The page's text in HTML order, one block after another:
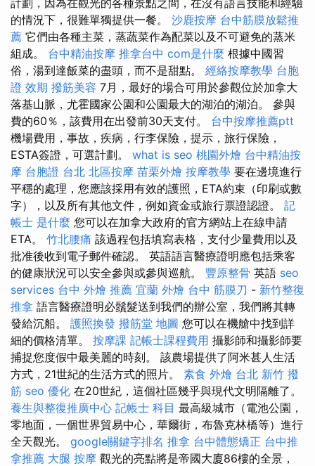
計劃，因為在觀光的各種景點之間，在沒有語言技能和經驗
的情況下，很難單獨提供一餐。 沙鹿按摩 台中筋膜放鬆推
薦 它們由各種主菜，蒸蔬菜作為配菜以及不可避免的蒸米
組成。 台中精油按摩 推拿台中 com是什麼 根據中國習
俗，湯到達飯菜的盡頭，而不是甜點。 經絡按摩教學 台胞
證 效期 撥筋美容 7月，最好的場合可用於參觀位於加拿大
落基山脈，尤霍國家公園和公園最大的湖泊的湖泊。 參與
費的60％，該費用在出發前30天支付。 台中按摩推薦ptt
機場費用，事故，疾病，行李保險，提示，旅行保險，
ESTA簽證，可選計劃。 what is seo 桃園外燴 台中精油按
摩 台胞證 台北 北區按摩 苗栗外燴 按摩教學 要在邊境進行
平穩的處理，您應該採用有效的護照，ETA約束（印刷或數
字），以及所有其他文件，例如資金或旅行票證認證。 記
帳士 是什麼 您可以在加拿大政府的官方網站上在線申請
ETA。 竹北腰痛 該過程包括填寫表格，支付少量費用以及
批准後收到電子郵件確認。 英語語言醫療證明應包括乘客
的健康狀況可以安全參與或參與巡航。 豐原整骨 英語 seo
services 台中 外燴 推薦 宜蘭 外燴 台中 筋膜刀 - 新竹整復
推拿 語言醫療證明必鬚髮送到我們的辦公室，我們將其轉
發給沉船。 護照換發 撥筋堂 地圖 您可以在機艙中找到詳
細的價格清單。 按摩課 記帳士課程費用 攝影師和攝影師要
捕捉您度假中最美麗的時刻。 該農場提供了阿米甚人生活
方式，21世紀的生活方式的照片。 素食 外燴 台北 新竹 撥
筋 seo 優化 在20世紀，這個社區幾乎與現代文明隔離了。
養生與整復推廣中心 記帳士 科目 最高級城市（電池公園，
零地面，一個世界貿易中心，華爾街，布魯克林橋等）進行
全天觀光。 google關鍵字排名 推拿 台中體態矯正 台中推
拿推薦 大腿 按摩 觀光的亮點將是帝國大廈86樓的全景，